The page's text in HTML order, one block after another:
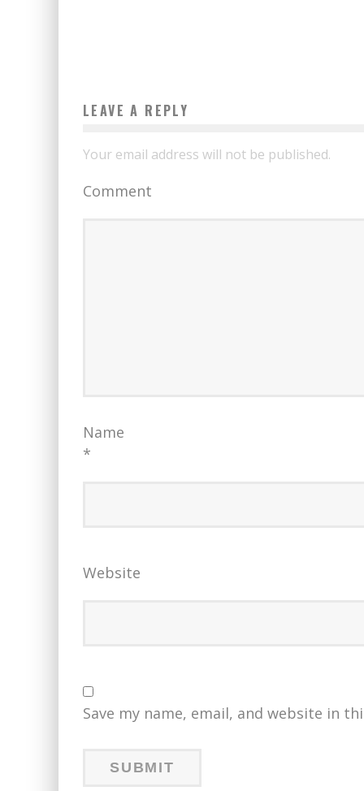
LEAVE A REPLY
Your email address will not be published.
Comment
Name
*
Website
Save my name, email, and website in